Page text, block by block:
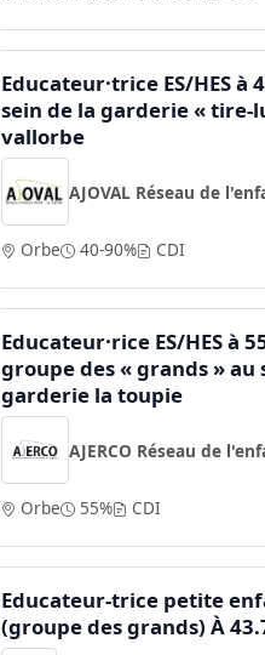
Educateur·trice ES/HES à
sein de la garderie « tire-
vallorbe
AJOVAL Réseau de
Orbe 40-90% CDI
Educateur·rice ES/HES à
groupe des « grands » au
garderie la toupie
AJERCO Réseau de
Orbe 55% CDI
Educateur-trice petite
(groupe des grands) À